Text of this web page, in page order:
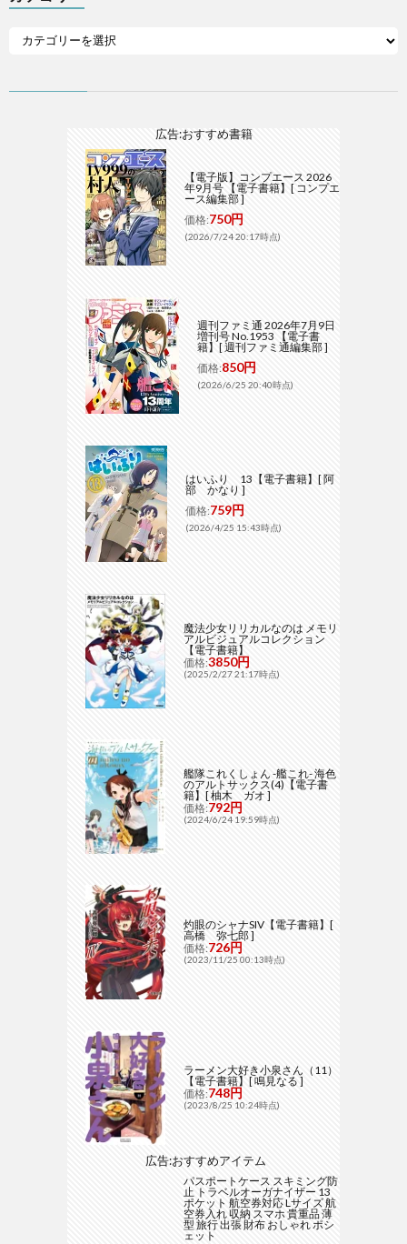
広告:おすすめ書籍
【電子版】コンプエース 2026
年9月号 【電子書籍】[ コンプエ
ース編集部 ]
価格:750円
(2026/7/24 20:17時点)
週刊ファミ通 2026年7月9日
増刊号 No.1953 【電子書
籍】[ 週刊ファミ通編集部 ]
価格:850円
(2026/6/25 20:40時点)
はいふり 13【電子書籍】[ 阿
部 かなり ]
価格:759円
(2026/4/25 15:43時点)
魔法少女リリカルなのは メモリ
アルビジュアルコレクション
【電子書籍】
価格:3850円
(2025/2/27 21:17時点)
艦隊これくしょん -艦これ- 海色
のアルトサックス(4)【電子書
籍】[ 柚木 ガオ ]
価格:792円
(2024/6/24 19:59時点)
灼眼のシャナSIV【電子書籍】[
高橋 弥七郎 ]
価格:726円
(2023/11/25 00:13時点)
ラーメン大好き小泉さん（11）
【電子書籍】[ 鳴見なる ]
価格:748円
(2023/8/25 10:24時点)
広告:おすすめアイテム
パスポートケース スキミング防
止 トラベルオーガナイザー 13
ポケット 航空券対応 Lサイズ 航
空券入れ 収納 スマホ 貴重品 薄
型 旅行 出張 財布 おしゃれ ポシ
ェット